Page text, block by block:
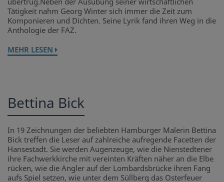
Tätigkeit nahm Georg Winter sich immer die Zeit zum
Komponieren und Dichten. Seine Lyrik fand ihren Weg in die
Anthologie der FAZ.
MEHR LESEN
Bettina Bick
In 19 Zeichnungen der beliebten Hamburger Malerin Bettina
Bick treffen die Leser auf zahlreiche aufregende Facetten der
Hansestadt. Sie werden Augenzeuge, wie die Nienstedtener
ihre Fachwerkkirche mit vereinten Kräften näher an die Elbe
rücken, wie die Angler auf der Lombardsbrücke ihren Fang
aufs Spiel setzen, wie unter dem Süllberg das Osterfeuer